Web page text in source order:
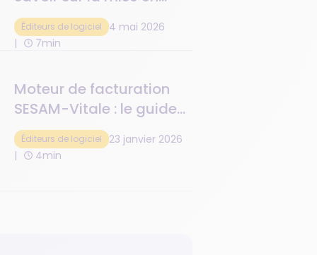
conformité des logiciels
santé
Éditeurs de logiciel
4 mai 2026
7min
Moteur de facturation
SESAM-Vitale : le guide
pour bien comprendre
Éditeurs de logiciel
23 janvier 2026
4min